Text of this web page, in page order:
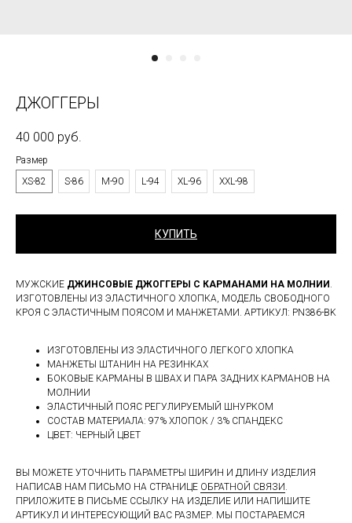
ДЖОГГЕРЫ
40 000 руб.
Размер
XS-82
S-86 M-90 L-94 XL-96 XXL-98
КУПИТЬ
МУЖСКИЕ ДЖИНСОВЫЕ ДЖОГГЕРЫ С КАРМАНАМИ НА МОЛНИИ .
ИЗГОТОВЛЕНЫ ИЗ ЭЛАСТИЧНОГО ХЛОПКА, МОДЕЛЬ СВОБОДНОГО
КРОЯ С ЭЛАСТИЧНЫМ ПОЯСОМ И МАНЖЕТАМИ. АРТИКУЛ: PN386-BK
ИЗГОТОВЛЕНЫ ИЗ ЭЛАСТИЧНОГО ЛЕГКОГО ХЛОПКА
МАНЖЕТЫ ШТАНИН НА РЕЗИНКАХ
БОКОВЫЕ КАРМАНЫ В ШВАХ И ПАРА ЗАДНИХ КАРМАНОВ НА
МОЛНИИ
ЭЛАСТИЧНЫЙ ПОЯС РЕГУЛИРУЕМЫЙ ШНУРКОМ
СОСТАВ МАТЕРИАЛА: 97% ХЛОПОК / 3% СПАНДЕКС
ЦВЕТ: ЧЕРНЫЙ ЦВЕТ
ВЫ МОЖЕТЕ УТОЧНИТЬ ПАРАМЕТРЫ ШИРИН И ДЛИНУ ИЗДЕЛИЯ
НАПИСАВ НАМ ПИСЬМО НА СТРАНИЦЕ ОБРАТНОЙ СВЯЗИ.
ПРИЛОЖИТЕ В ПИСЬМЕ ССЫЛКУ НА ИЗДЕЛИЕ ИЛИ НАПИШИТЕ
АРТИКУЛ И ИНТЕРЕСУЮЩИЙ ВАС РАЗМЕР. МЫ ПОСТАРАЕМСЯ